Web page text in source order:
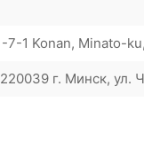
7-1 Konan, Minato-
г. Минск, ул.